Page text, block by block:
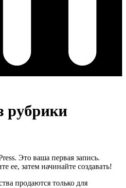
рубрики
Это ваша первая запись.
ее, затем начинайте создавать!
продаются только для